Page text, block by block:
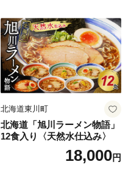
北海道東川町
北海道「旭川ラーメン物語」
12食入り〈天然水仕込み〉
18,000円